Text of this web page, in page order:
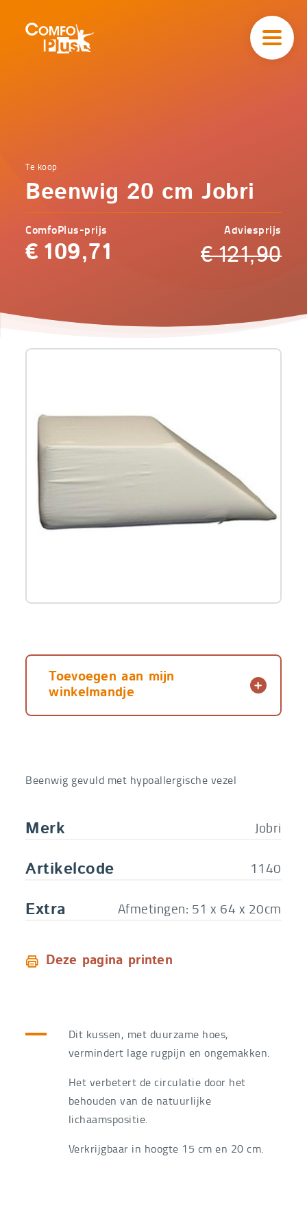
Home
Koopjeshoek
Jobri
Comfoplus
-
Te koop
Beenwig 20 cm Jobri
ComfoPlus-prijs
€ 109,71
Adviesprijs
€121,90
navigatieComfoPlus
Product
Beenwig
20
cm
Jobri
Toevoegen aan mijn
winkelmandje
Beenwig gevuld met hypoallergische vezel
Merk Jobri
Artikelcode 1140
Extra Afmetingen: 51 x 64 x 20cm
Deze pagina printen
Dit kussen, met duurzame hoes,
vermindert lage rugpijn en ongemakken.
Het verbetert de circulatie door het
behouden van de natuurlijke
lichaamspositie.
Verkrijgbaar in hoogte 15 cm en 20 cm.